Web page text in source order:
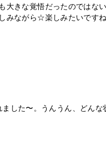
大きな覚悟だったのではな
みながら☆楽しみたいです
した〜。うんうん、どん